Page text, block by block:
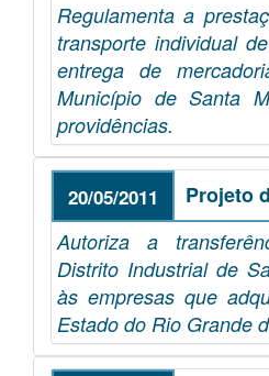
Regulamenta a
transporte individual
entrega de
Município de Santa
providências.
20/05/2011 Projeto
Autoriza a
Distrito Industrial de
às empresas que
Estado do Rio Grande